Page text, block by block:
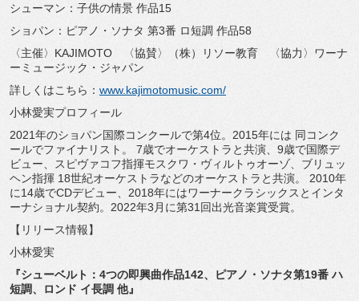
シューマン：子供の情景 作品15
ショパン：ピアノ・ソナタ 第3番 ロ短調 作品58
〈主催〉KAJIMOTO 〈協賛〉（株）リソー教育 〈協力〉ワーナ
ーミュージック・ジャパン
詳しくはこちら： www.kajimotomusic.com/
小林愛実プロフィール
2021年のショパン国際コンクールで第4位。2015年には 同コンク
ールでファイナリスト。 7歳でオーケストラと共演、9歳で国際デ
ビュー、スピヴァコフ指揮モスクワ・ヴィルトゥオーゾ、ブリュッ
ヘン指揮 18世紀オーケストラなどのオーケストラと共演。 2010年
に14歳でCDデビュー、2018年にはワーナークラシックスとインタ
ーナショナル契約。2022年3月に第31回出光音楽賞受賞。
【リリース情報】
小林愛実
『シューベルト：4つの即興曲作品142、ピアノ・ソナタ第19番 ハ
短調、ロンド イ長調 他』